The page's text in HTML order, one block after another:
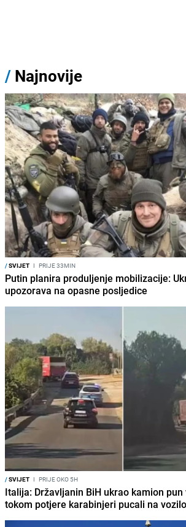
/ Najnovije
/SVIJET I PRIJE 33MIN
Putin planira produljenje mobilizacije:
upozorava na opasne posljedice
/SVIJET I PRIJE OKO 5H
Italija: Državljanin BiH ukrao kamion pun
tokom potjere karabinjeri pucali na vozilo